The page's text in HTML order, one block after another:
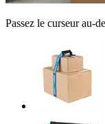
Passez le curseur au-